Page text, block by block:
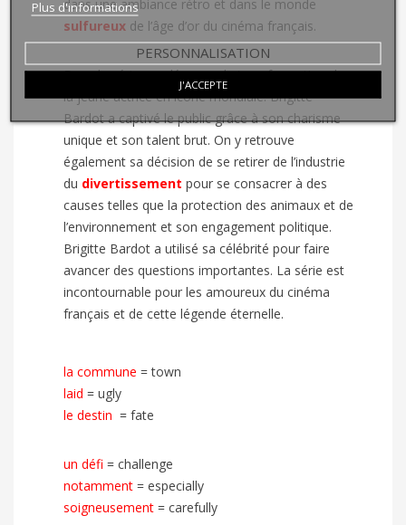
dans une ambiance rétro et dans le monde
sulfureux de l’âge d’or du cinéma français.
Dans la série, on découvre la transformation de
la jeune actrice en icône mondiale. Brigitte
Bardot a captivé le public grâce à son charisme
unique et son talent brut. On y retrouve
également sa décision de se retirer de l’industrie
du divertissement pour se consacrer à des
causes telles que la protection des animaux et de
l’environnement et son engagement politique.
Brigitte Bardot a utilisé sa célébrité pour faire
avancer des questions importantes. La série est
incontournable pour les amoureux du cinéma
français et de cette légende éternelle.
la commune = town
laid = ugly
le destin = fate
un défi = challenge
notamment = especially
soigneusement = carefully
Plus d'informations
PERSONNALISATION
J'ACCEPTE